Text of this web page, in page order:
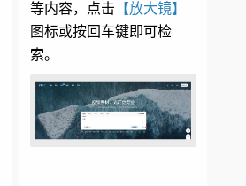
等内容，点击 【放大镜】
图标或按回车键即可检
索。